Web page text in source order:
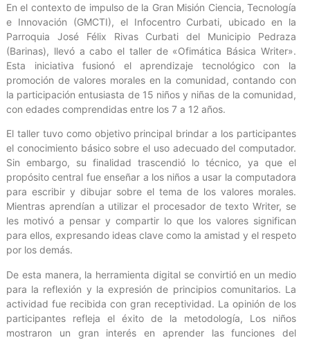
En el contexto de impulso de la Gran Misión Ciencia, Tecnología
e Innovación (GMCTI), el Infocentro Curbati, ubicado en la
Parroquia José Félix Rivas Curbati del Municipio Pedraza
(Barinas), llevó a cabo el taller de «Ofimática Básica Writer».
Esta iniciativa fusionó el aprendizaje tecnológico con la
promoción de valores morales en la comunidad, contando con
la participación entusiasta de 15 niños y niñas de la comunidad,
con edades comprendidas entre los 7 a 12 años.
El taller tuvo como objetivo principal brindar a los participantes
el conocimiento básico sobre el uso adecuado del computador.
Sin embargo, su finalidad trascendió lo técnico, ya que el
propósito central fue enseñar a los niños a usar la computadora
para escribir y dibujar sobre el tema de los valores morales.
Mientras aprendían a utilizar el procesador de texto Writer, se
les motivó a pensar y compartir lo que los valores significan
para ellos, expresando ideas clave como la amistad y el respeto
por los demás.
De esta manera, la herramienta digital se convirtió en un medio
para la reflexión y la expresión de principios comunitarios. La
actividad fue recibida con gran receptividad. La opinión de los
participantes refleja el éxito de la metodología, Los niños
mostraron un gran interés en aprender las funciones del